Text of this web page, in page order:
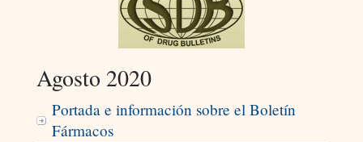
Agosto 2020
Portada e información sobre el Boletín
Fármacos